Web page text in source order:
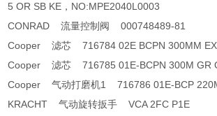
5 OR SB KE，NO:MPE2040L0003
CONRAD 流量控制阀 000748489-81
Cooper 滤芯 716784 02E BCPN 300MM EX
Cooper 滤芯 716785 01E-BCPN 300M GR
Cooper 气动打磨机1 716786 01E-BCP
KRACHT 气动旋转扳手 VCA 2FC P1E